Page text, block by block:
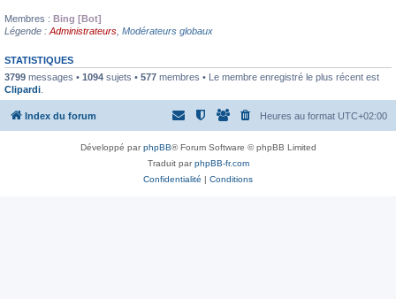
Membres : Bing [Bot]
Légende : Administrateurs Modérateurs globaux
STATISTIQUES
3799 messages • 1094 sujets • 577 membres • Le membre enregistré le plus récent est
Clipardi
Index du forum Heures au format UTC+02:00
Développé parphpBB® Forum Software © phpBB Limited
Traduit parphpBB-fr.com
Confidentialité | Conditions